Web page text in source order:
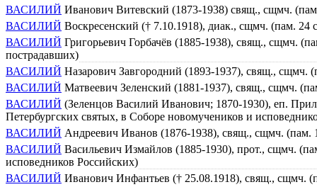
ВАСИЛИЙ Иванович Витевский (1873-1938) свящ., сщмч.
ВАСИЛИЙ Воскресенский († 7.10.1918), диак., сщмч. (пам. 24
ВАСИЛИЙ Григорьевич Горбачёв (1885-1938), свящ., сщмч.
пострадавших)
ВАСИЛИЙ Назарович Завгородний (1893-1937), свящ., сщмч.
ВАСИЛИЙ Матвеевич Зеленcкий (1881-1937), свящ., сщмч.
ВАСИЛИЙ (Зеленцов Василий Иванович; 1870-1930), еп.
Петербургских святых, в Соборе новомучеников и
ВАСИЛИЙ Андреевич Иванов (1876-1938), свящ., сщмч. (пам.
ВАСИЛИЙ Васильевич Измайлов (1885-1930), прот., сщмч.
исповедников Российских)
ВАСИЛИЙ Иванович Инфантьев († 25.08.1918), свящ., сщмч.